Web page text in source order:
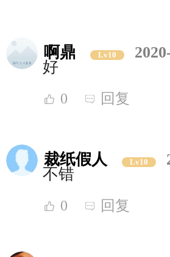
啊鼎 Lv10
好
0 回复
裁纸假人 Lv10
不错
0 回复